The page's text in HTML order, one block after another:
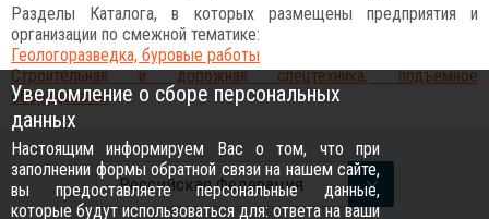
Разделы Каталога, в которых размещены предприятия и
организации по смежной тематике:
Геологоразведка, буровые работы
Строительная и дорожная спецтехника, подъемное
оборудование
Российcкая Федерация
Уведомление о сборе персональных
данных
Настоящим информируем Вас о том, что при
заполнении формы обратной связи на нашем сайте,
вы предоставляете персональные данные,
которые будут использоваться для: ответа на ваши